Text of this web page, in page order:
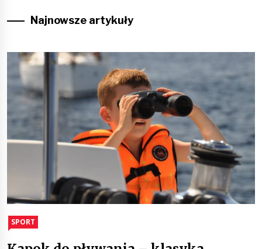
Najnowsze artykuły
SPORT